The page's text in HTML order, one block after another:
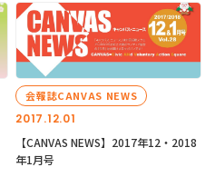
2017.12.01
会報誌CANVAS NEWS
【CANVAS NEWS】2017年12・2018
年1月号